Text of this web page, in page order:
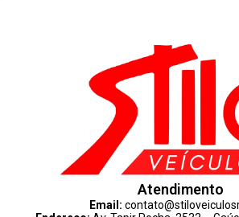
Atendimento
Email: